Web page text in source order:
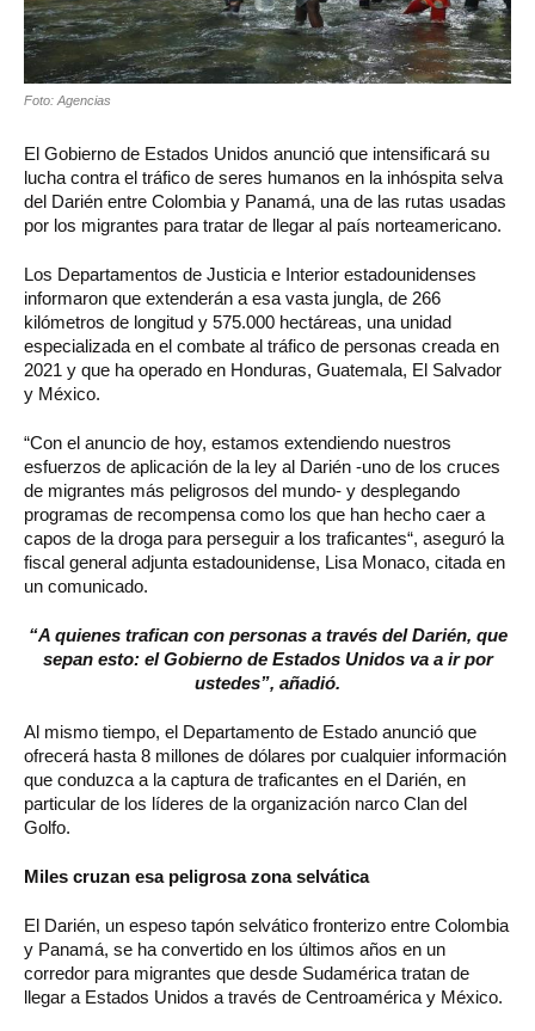
Foto: Agencias
El Gobierno de Estados Unidos anunció que intensificará su
lucha contra el tráfico de seres humanos en la inhóspita selva
del Darién entre Colombia y Panamá, una de las rutas usadas
por los migrantes para tratar de llegar al país norteamericano.
Los Departamentos de Justicia e Interior estadounidenses
informaron que extenderán a esa vasta jungla, de 266
kilómetros de longitud y 575.000 hectáreas, una unidad
especializada en el combate al tráfico de personas creada en
2021 y que ha operado en Honduras, Guatemala, El Salvador
y México.
“Con el anuncio de hoy, estamos extendiendo nuestros
esfuerzos de aplicación de la ley al Darién -uno de los cruces
de migrantes más peligrosos del mundo- y desplegando
programas de recompensa como los que han hecho caer a
capos de la droga para perseguir a los traficantes“, aseguró la
fiscal general adjunta estadounidense, Lisa Monaco, citada en
un comunicado.
“A quienes trafican con personas a través del Darién, que
sepan esto: el Gobierno de Estados Unidos va a ir por
ustedes”, añadió.
Al mismo tiempo, el Departamento de Estado anunció que
ofrecerá hasta 8 millones de dólares por cualquier información
que conduzca a la captura de traficantes en el Darién, en
particular de los líderes de la organización narco Clan del
Golfo.
Miles cruzan esa peligrosa zona selvática
El Darién, un espeso tapón selvático fronterizo entre Colombia
y Panamá, se ha convertido en los últimos años en un
corredor para migrantes que desde Sudamérica tratan de
llegar a Estados Unidos a través de Centroamérica y México.